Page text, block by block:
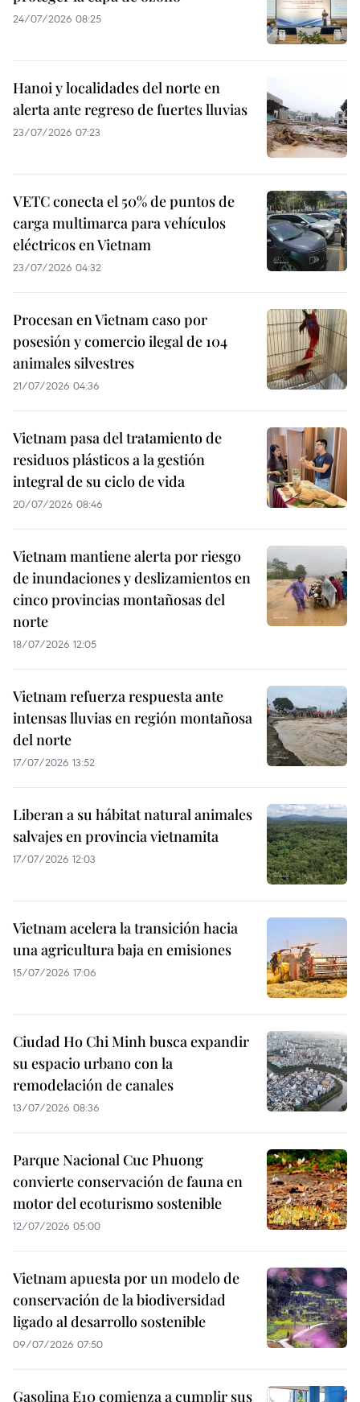
24/07/2026 08:25
Hanoi y localidades del norte en
alerta ante regreso de fuertes lluvias
23/07/2026 07:23
VETC conecta el 50% de puntos de
carga multimarca para vehículos
eléctricos en Vietnam
23/07/2026 04:32
Procesan en Vietnam caso por
posesión y comercio ilegal de 104
animales silvestres
21/07/2026 04:36
Vietnam pasa del tratamiento de
residuos plásticos a la gestión
integral de su ciclo de vida
20/07/2026 08:46
Vietnam mantiene alerta por riesgo
de inundaciones y deslizamientos en
cinco provincias montañosas del
norte
18/07/2026 12:05
Vietnam refuerza respuesta ante
intensas lluvias en región montañosa
del norte
17/07/2026 13:52
Liberan a su hábitat natural animales
salvajes en provincia vietnamita
17/07/2026 12:03
Vietnam acelera la transición hacia
una agricultura baja en emisiones
15/07/2026 17:06
Ciudad Ho Chi Minh busca expandir
su espacio urbano con la
remodelación de canales
13/07/2026 08:36
Parque Nacional Cuc Phuong
convierte conservación de fauna en
motor del ecoturismo sostenible
12/07/2026 05:00
Vietnam apuesta por un modelo de
conservación de la biodiversidad
ligado al desarrollo sostenible
09/07/2026 07:50
Gasolina E10 comienza a cumplir sus